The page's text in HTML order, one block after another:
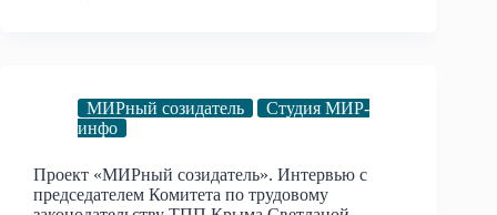
МИРный созидатель
Студия МИР-
инфо
Проект «МИРный созидатель». Интервью с
председателем Комитета по трудовому